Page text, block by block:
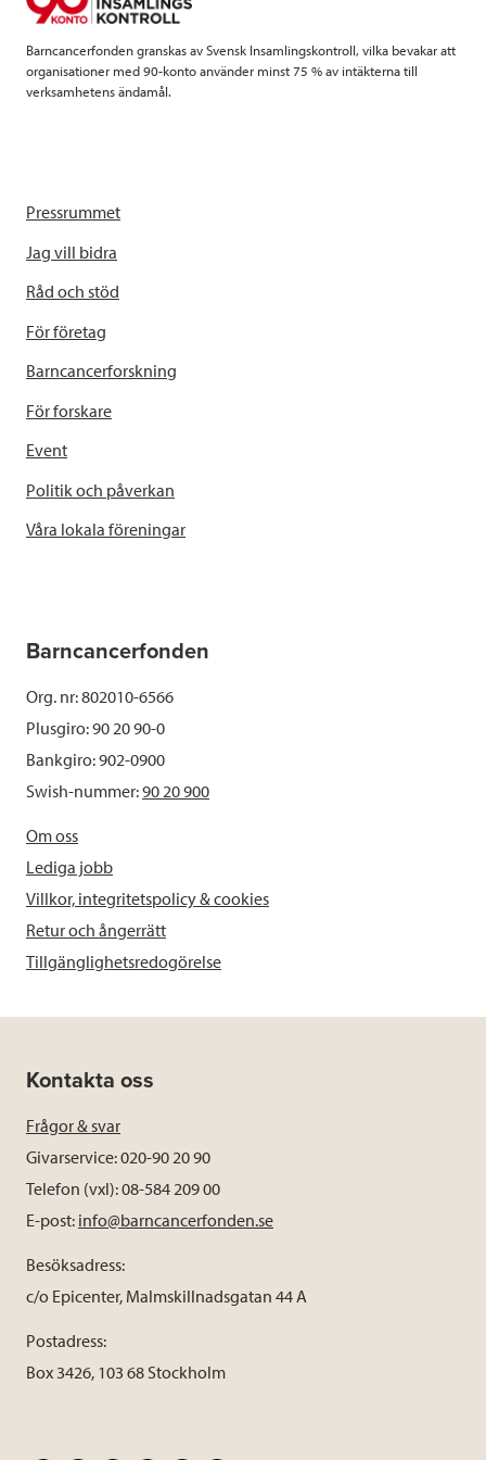
k
Barncancerfonden granskas av Svensk Insamlingskontroll, vilka bevakar att
organisationer med 90-konto använder minst 75 % av intäkterna till
verksamhetens ändamål.
Pressrummet
Jag vill bidra
Råd och stöd
För företag
Barncancerforskning
För forskare
Event
Politik och påverkan
Våra lokala föreningar
Barncancerfonden
Org. nr: 802010-6566
Plusgiro: 90 20 90-0
Bankgiro: 902-0900
Swish-nummer:90 20 900
Om oss
Lediga jobb
Villkor, integritetspolicy & cookies
Retur och ångerrätt
Tillgänglighetsredogörelse
Kontakta oss
Frågor & svar
Givarservice: 020-90 20 90
Telefon (vxl): 08-584 209 00
E-post: info@barncancerfonden.se
Besöksadress:
c/o Epicenter, Malmskillnadsgatan 44 A
Postadress:
Box 3426, 103 68 Stockholm